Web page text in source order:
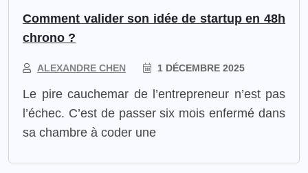
Comment valider son idée de startup en 48h
chrono ?
ALEXANDRE CHEN 1 DÉCEMBRE 2025
Le pire cauchemar de l’entrepreneur n’est pas
l’échec. C’est de passer six mois enfermé dans
sa chambre à coder une